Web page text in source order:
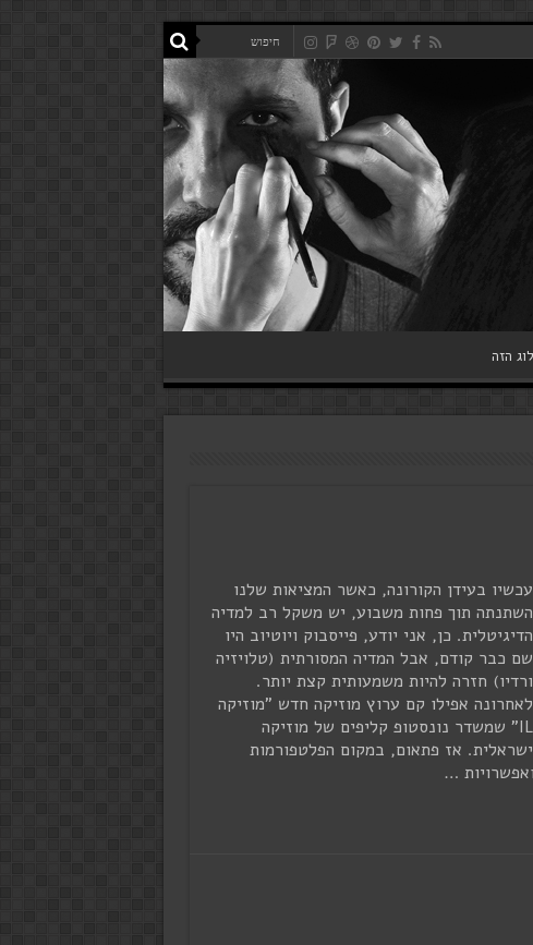
הזה
עכשיו בעידן הקורונה, כאשר המציאות שלנו
השתנתה תוך פחות משבוע, יש משקל רב למדיה
הדיגיטלית. כן, אני יודע, פייסבוק ויוטיוב היו
שם כבר קודם, אבל המדיה המסורתית (טלויזיה
ורדיו) חזרה להיות משמעותית קצת יותר.
לאחרונה אפילו קם ערוץ מוזיקה חדש "מוזיקה
IL" שמשדר נונסטופ קליפים של מוזיקה
ישראלית. אז פתאום, במקום הפלטפורמות
…